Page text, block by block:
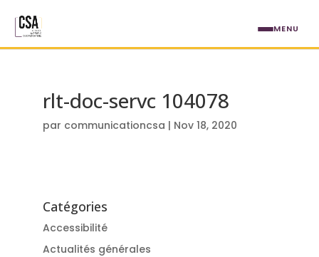
rlt-doc-servc 104078
par communicationcsa | Nov 18, 2020
Catégories
Accessibilité
Actualités générales
MENU